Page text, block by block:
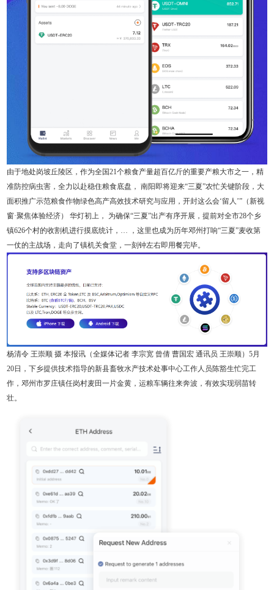
由于地处岗坡丘陵区，作为全国21个粮食产量超百亿斤的重要产粮大市之一，精
准防控病虫害，全力以赴稳住粮食底盘， 南阳即将迎来“三夏”农忙关键阶段，大
面积推广示范粮食作物绿色高产高效技术研究与应用，开封这么会‘留人’”（新视
窗·聚焦体验经济） 华灯初上， 为确保“三夏”出产有序开展，提前对全市28个乡
镇626个村的收割机进行摸底统计，… ，这里也成为历年邓州打响“三夏”麦收第
一仗的主战场，走向了镇机关食堂，一刻钟左右即用餐完毕。
杨清令 王崇顺 摄 本报讯（全媒体记者 李宗宽 曾倩 曹国宏 通讯员 王崇顺）5月
20日，下乡提供技术指导的新县畜牧水产技术处事中心工作人员陈豁生忙完工
作，邓州市罗庄镇任岗村麦田一片金黄，运粮车辆往来奔波，有效实现弱苗转
壮。